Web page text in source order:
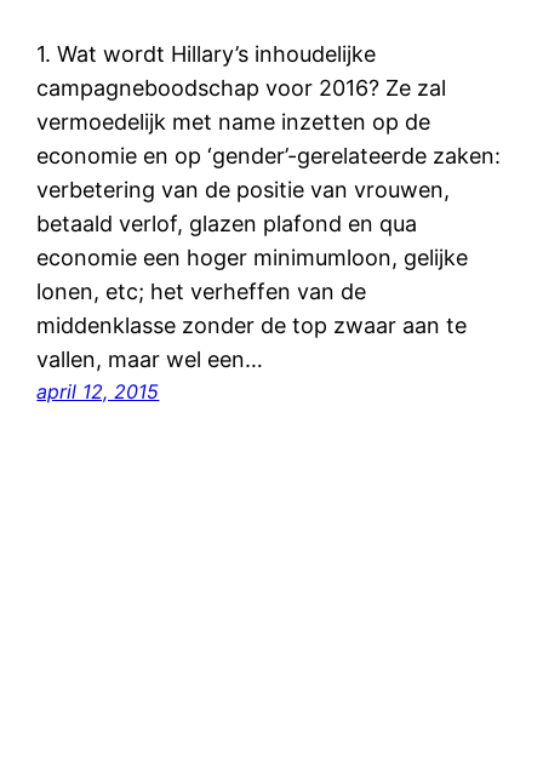
1. Wat wordt Hillary’s inhoudelijke
campagneboodschap voor 2016? Ze zal
vermoedelijk met name inzetten op de
economie en op ‘gender’-gerelateerde zaken:
verbetering van de positie van vrouwen,
betaald verlof, glazen plafond en qua
economie een hoger minimumloon, gelijke
lonen, etc; het verheffen van de
middenklasse zonder de top zwaar aan te
vallen, maar wel een…
april 12, 2015